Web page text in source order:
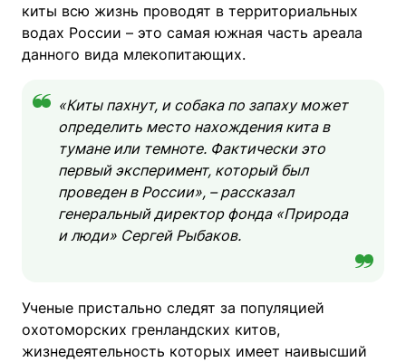
киты всю жизнь проводят в территориальных
водах России – это самая южная часть ареала
данного вида млекопитающих.
«Киты пахнут, и собака по запаху может
определить место нахождения кита в
тумане или темноте. Фактически это
первый эксперимент, который был
проведен в России», – рассказал
генеральный директор фонда «Природа
и люди» Сергей Рыбаков.
Ученые пристально следят за популяцией
охотоморских гренландских китов,
жизнедеятельность которых имеет наивысший